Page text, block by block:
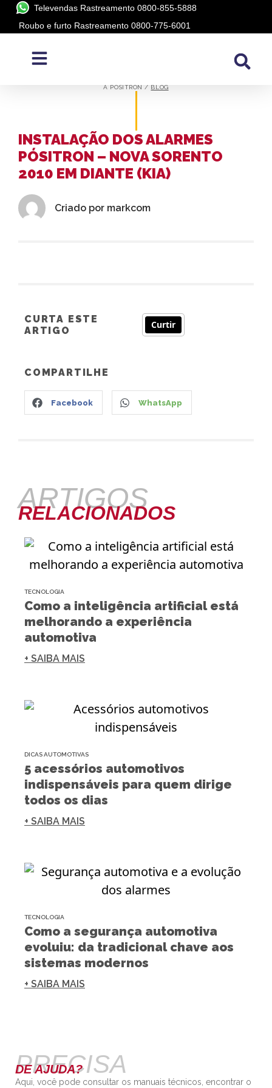
Televendas Rastreamento 0800-855-5888
Roubo e furto Rastreamento 0800-775-6001
A PÓSITRON / BLOG
INSTALAÇÃO DOS ALARMES
PÓSITRON – NOVA SORENTO
2010 EM DIANTE (KIA)
Criado por markcom
CURTA ESTE
ARTIGO
Curtir
COMPARTILHE
Facebook WhatsApp
ARTIGOS
RELACIONADOS
TECNOLOGIA
Como a inteligência artificial está
melhorando a experiência
automotiva
+ SAIBA MAIS
DICAS AUTOMOTIVAS
5 acessórios automotivos
indispensáveis para quem dirige
todos os dias
+ SAIBA MAIS
TECNOLOGIA
Como a segurança automotiva
evoluiu: da tradicional chave aos
sistemas modernos
+ SAIBA MAIS
PRECISA
DE AJUDA?
Aqui, você pode consultar os manuais técnicos, encontrar o